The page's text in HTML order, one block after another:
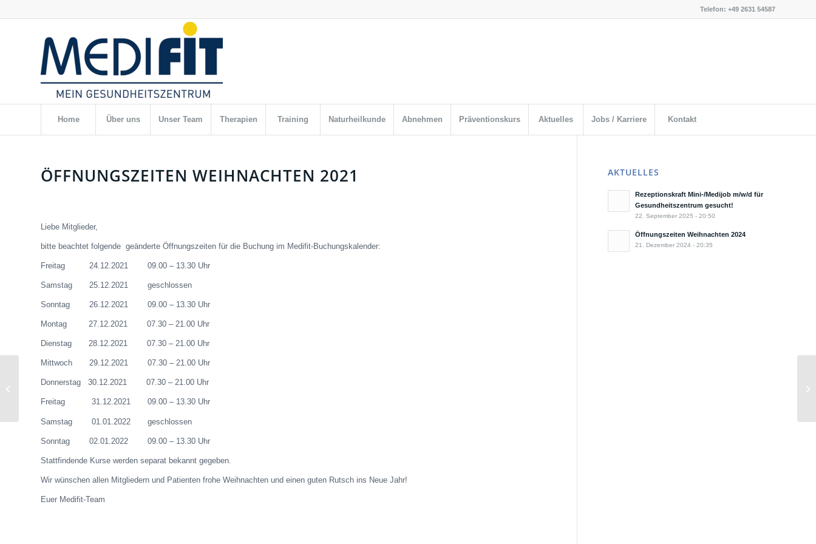
Telefon: +49 2631 54587
Home Über uns Unser Team Therapien Training Naturheilkunde Abnehmen Präventionskurs Aktuelles Jobs / Karriere Kontakt
ÖFFNUNGSZEITEN WEIHNACHTEN 2021
Liebe Mitglieder,
bitte beachtet folgende geänderte Öffnungszeiten für die Buchung im Medifit-Buchungskalender:
Freitag 24.12.2021 09.00 – 13.30 Uhr
Samstag 25.12.2021 geschlossen
Sonntag 26.12.2021 09.00 – 13.30 Uhr
Montag 27.12.2021 07.30 – 21.00 Uhr
Dienstag 28.12.2021 07.30 – 21.00 Uhr
Mittwoch 29.12.2021 07.30 – 21.00 Uhr
Donnerstag 30.12.2021 07.30 – 21.00 Uhr
Freitag 31.12.2021 09.00 – 13.30 Uhr
Samstag 01.01.2022 geschlossen
Sonntag 02.01.2022 09.00 – 13.30 Uhr
Stattfindende Kurse werden separat bekannt gegeben.
Wir wünschen allen Mitgliedern und Patienten frohe Weihnachten und einen guten Rutsch ins Neue Jahr!
Euer Medifit-Team
AKTUELLES
Rezeptionskraft Mini-/Medijob m/w/d für
Gesundheitszentrum gesucht!
22. September 2025 - 20:50
Öffnungszeiten Weihnachten 2024
21. Dezember 2024 - 20:35
fach Geimpfte bei 2 G+
Regelung!